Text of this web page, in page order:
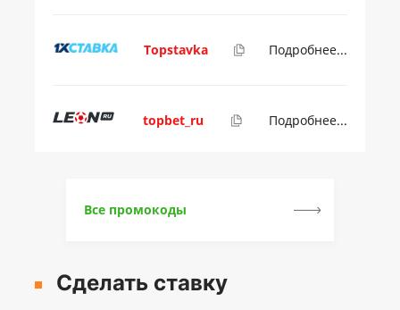
Topstavka Подробнее...
topbet_ru Подробнее...
Все промокоды
Сделать ставку